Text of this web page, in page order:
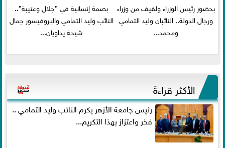
بحضور رئيس الوزراء ولفيف من وزراء
ورجال الدولة.. النائبان وليد التمامي
ومحمد...
بصمة إنسانية في ”جلال وعتيبة”..
النائب وليد التمامي والبروفيسور جمال
شيحة يداويان...
الأكثر قراءةً
رئيس جامعة الأزهر يكرم النائب وليد التمامي ..
فخر واعتزاز بهذا التكريم...